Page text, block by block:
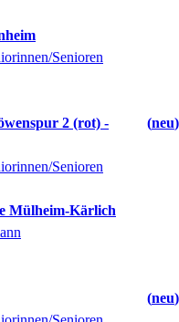
Senioren
2 (rot) -
neu
Senioren
Mülheim-Kärlich
neu